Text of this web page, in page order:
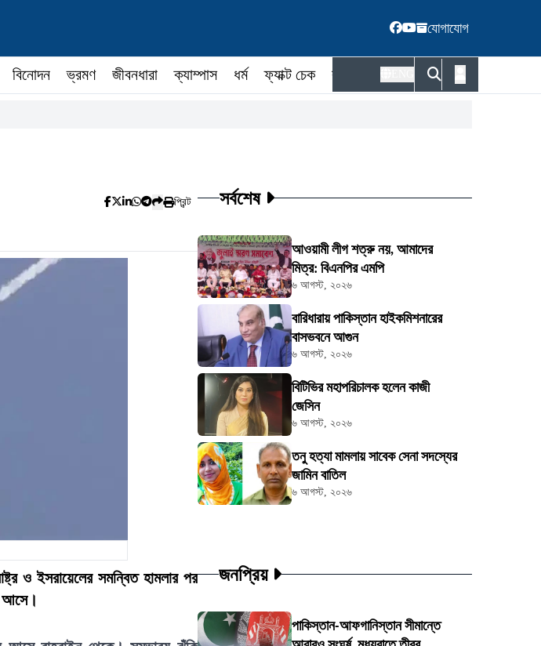
যোগাযোগ
বিনোদন ভ্রমণ জীবনধারা ক্যাম্পাস ধর্ম ফ্যাক্ট চেক কর্মকর্তা
প্রিন্ট
ও ইসরায়েলের সমন্বিত হামলার পর
আসে।
সর্বশেষ
আওয়ামী লীগ শত্রু নয়, আমাদের
মিত্র: বিএনপির এমপি
৬ আগস্ট, ২০২৬
বারিধারায় পাকিস্তান হাইকমিশনারের
বাসভবনে আগুন
৬ আগস্ট, ২০২৬
বিটিভির মহাপরিচালক হলেন কাজী
জেসিন
৬ আগস্ট, ২০২৬
তনু হত্যা মামলায় সাবেক সেনা সদস্যের
জামিন বাতিল
৬ আগস্ট, ২০২৬
জনপ্রিয়
পাকিস্তান-আফগানিস্তান সীমান্তে